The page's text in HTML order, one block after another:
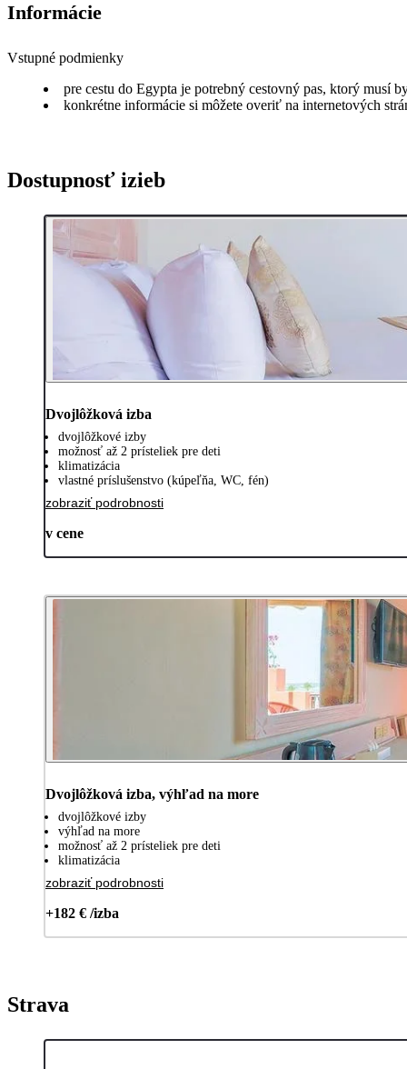
Informácie
Vstupné podmienky
pre cestu do Egypta je potrebný cestovný pas, ktorý musí
konkrétne informácie si môžete overiť na internetových
Dostupnosť izieb
Dvojlôžková izba
dvojlôžkové izby
možnosť až 2 prísteliek pre deti
klimatizácia
vlastné príslušenstvo (kúpeľňa, WC, fén)
zobraziť podrobnosti
v cene
Dvojlôžková izba, výhľad na more
dvojlôžkové izby
výhľad na more
možnosť až 2 prísteliek pre deti
klimatizácia
zobraziť podrobnosti
+182 € /izba
Strava